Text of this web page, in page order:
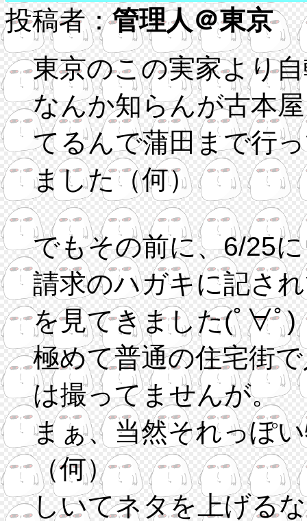
投稿者：管理人＠東京
東京のこの実家より
なんか知らんが古本
てるんで蒲田まで行
ました（何）
でもその前に、6/25
請求のハガキに記さ
を見てきました(ﾟ∀ﾟ)
極めて普通の住宅街
は撮ってませんが。
まぁ、当然それっぽ
（何）
しいてネタを上げる